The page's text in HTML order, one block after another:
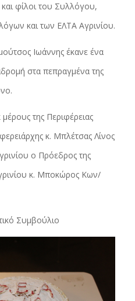
φίλοι του Συλλόγου,
και των ΕΛΤΑ Αγρινίου.
Ιωάννης έκανε ένα
στα πεπραγμένα της
της Περιφέρειας
κ. Μπλέτσας Λίνος
ο Πρόεδρος της
κ. Μποκώρος Κων/
Συμβούλιο